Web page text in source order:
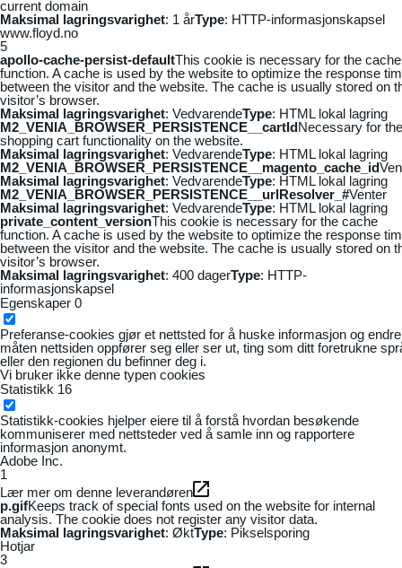
current domain
Maksimal lagringsvarighet: 1 årType: HTTP-informasjonskapsel
www.floyd.no
5
apollo-cache-persist-defaultThis cookie is necessary for the cache
function. A cache is used by the website to optimize the response
between the visitor and the website. The cache is usually stored on
visitor’s browser.
Maksimal lagringsvarighet: VedvarendeType: HTML lokal lagring
M2_VENIA_BROWSER_PERSISTENCE__cartIdNecessary for the
shopping cart functionality on the website.
Maksimal lagringsvarighet: VedvarendeType: HTML lokal lagring
M2_VENIA_BROWSER_PERSISTENCE__magento_cache_id
Maksimal lagringsvarighet: VedvarendeType: HTML lokal lagring
M2_VENIA_BROWSER_PERSISTENCE__urlResolver_#Venter
Maksimal lagringsvarighet: VedvarendeType: HTML lokal lagring
private_content_versionThis cookie is necessary for the cache
function. A cache is used by the website to optimize the response
between the visitor and the website. The cache is usually stored on
visitor’s browser.
Maksimal lagringsvarighet: 400 dagerType: HTTP-
informasjonskapsel
Egenskaper 0
Preferanse-cookies gjør et nettsted for å huske informasjon og
måten nettsiden oppfører seg eller ser ut, ting som ditt foretrukne
eller den regionen du befinner deg i.
Vi bruker ikke denne typen cookies
Statistikk 16
Statistikk-cookies hjelper eiere til å forstå hvordan besøkende
kommuniserer med nettsteder ved å samle inn og rapportere
informasjon anonymt.
Adobe Inc.
1
Lær mer om denne leverandøren
p.gifKeeps track of special fonts used on the website for internal
analysis. The cookie does not register any visitor data.
Maksimal lagringsvarighet: ØktType: Pikselsporing
Hotjar
3